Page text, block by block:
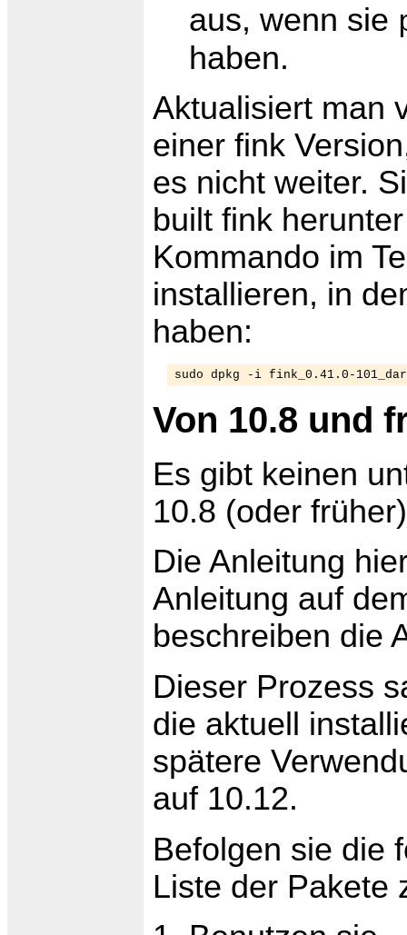
aus, wenn sie
haben.
Aktualisiert man
einer fink
es nicht weiter.
built fink
Kommando im
installieren, in
haben:
sudo dpkg -i fink_0.41.0-
Von 10.8 und
Es gibt keinen
10.8 (oder
Die Anleitung
Anleitung auf
beschreiben die
Dieser Prozess
die aktuell
spätere
auf 10.12.
Befolgen sie die
Liste der Pakete